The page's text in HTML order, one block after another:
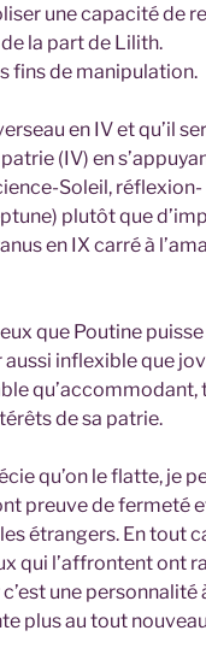
une capacité de
la part de Lilith.
fins de manipulation.
en IV et qu’il
(IV) en
Soleil, réflexion-
plutôt que
en IX carré à
que Poutine puisse
inflexible que
qu’accommodant,
de sa patrie.
qu’on le flatte, je
preuve de fermeté
étrangers. En tout
qui l’affrontent ont
une personnalité
plus au tout nouveau